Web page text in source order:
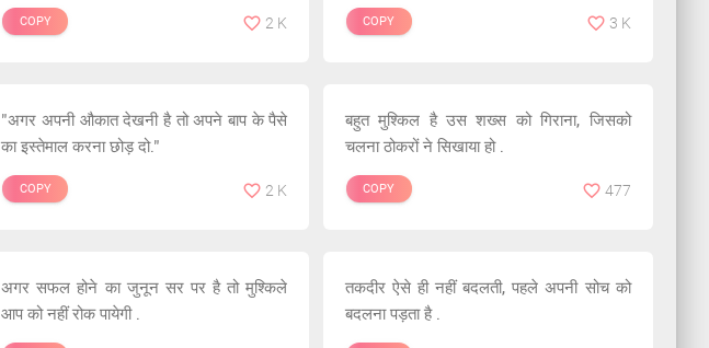
COPY 2 K COPY 3 K
"अगर अपनी औकात देखनी है तो अपने बाप के पैसे
का इस्तेमाल करना छोड़ दो."
COPY 2 K
बहुत मुश्किल है उस शख्स को गिराना, जिसको
चलना ठोकरों ने सिखाया हो .
COPY 477
अगर सफल होने का जुनून सर पर है तो मुश्किले
आप को नहीं रोक पायेगी .
तकदीर ऐसे ही नहीं बदलती, पहले अपनी सोच को
बदलना पड़ता है .